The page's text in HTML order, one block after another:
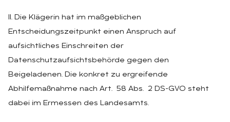
II. Die Klägerin hat im maßgeblichen
Entscheidungszeitpunkt einen Anspruch auf
aufsichtliches Einschreiten der
Datenschutzaufsichtsbehörde gegen den
Beigeladenen. Die konkret zu ergreifende
Abhilfemaßnahme nach Art. 58 Abs. 2 DS-GVO steht
dabei im Ermessen des Landesamts.